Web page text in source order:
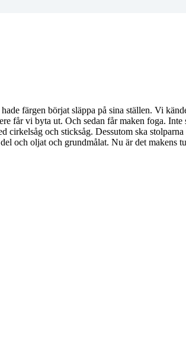
färgen börjat släppa på sina ställen. Vi
får vi byta ut. Och sedan får maken foga. Inte
cirkelsåg och sticksåg. Dessutom ska
och oljat och grundmålat. Nu är det makens